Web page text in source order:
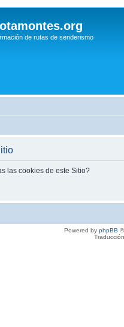
de rutas de senderismo
las cookies de este Sitio?
Powered by phpBB